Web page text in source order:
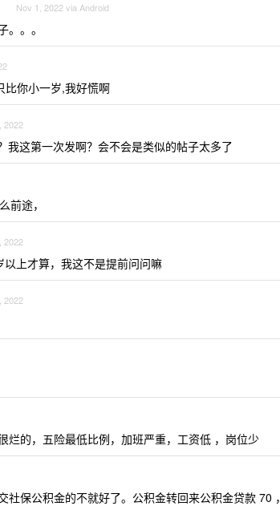
Nov 1, 2022 via Android
。。
比你小一岁,我好慌啊
2022
我这第一次发啊？会不会是类似的帖子太多了
前途，
2022
以上才算，我这不是提前问问嘛
2022
烂的，五险最低比例，加班严重，工资低 ，岗位少
社保公积金的不就好了。公积金转回来公积金贷款 70